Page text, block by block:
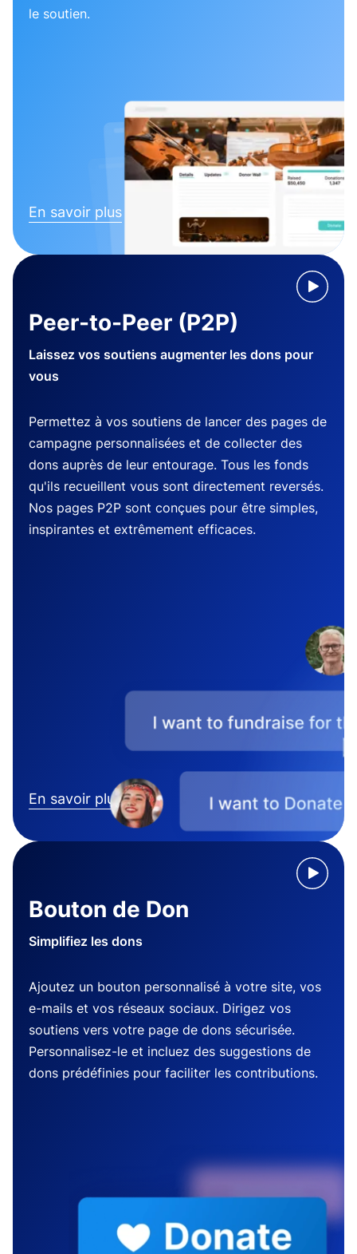
le soutien.
En savoir plus
Peer-to-Peer (P2P)
Laissez vos soutiens augmenter les dons pour
vous
Permettez à vos soutiens de lancer des pages de
campagne personnalisées et de collecter des
dons auprès de leur entourage. Tous les fonds
qu'ils recueillent vous sont directement reversés.
Nos pages P2P sont conçues pour être simples,
inspirantes et extrêmement efficaces.
En savoir plus
Bouton de Don
Simplifiez les dons
Ajoutez un bouton personnalisé à votre site, vos
e-mails et vos réseaux sociaux. Dirigez vos
soutiens vers votre page de dons sécurisée.
Personnalisez-le et incluez des suggestions de
dons prédéfinies pour faciliter les contributions.